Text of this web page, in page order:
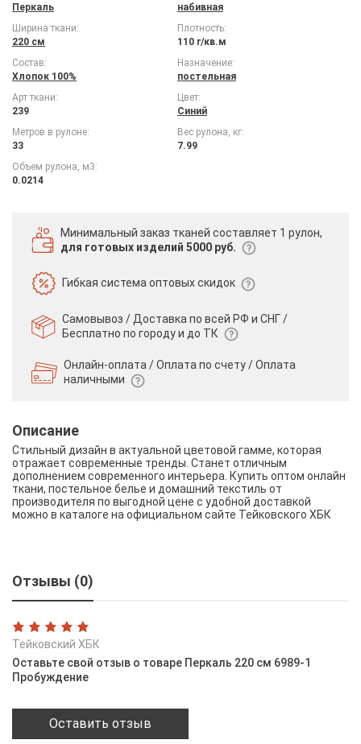
Перкаль
набивная
Ширина ткани:
220 см
Плотность:
110 г/кв.м
Состав:
Хлопок 100%
Назначение:
постельная
Арт ткани:
239
Цвет:
Синий
Метров в рулоне:
33
Вес рулона, кг:
7.99
Объем рулона, м3:
0.0214
Минимальный заказ тканей составляет 1 рулон,
для готовых изделий 5000 руб.
Гибкая системаоптовых скидок
Самовывоз / Доставка по всей РФ и СНГ /
Бесплатно по городу и до ТК
Онлайн-оплата / Оплата по счету /Оплата
наличными
Описание
Стильный дизайн в актуальной цветовой гамме, которая
отражает современные тренды. Станет отличным
дополнением современного интерьера. Купить оптом онлайн
ткани, постельное белье и домашний текстиль от
производителя по выгодной цене с удобной доставкой
можно в каталоге на официальном сайте Тейковского ХБК
Отзывы (0)
Тейковский ХБК
Оставьте свой отзыв о товаре Перкаль 220 см 6989-1
Пробуждение
Оставить отзыв